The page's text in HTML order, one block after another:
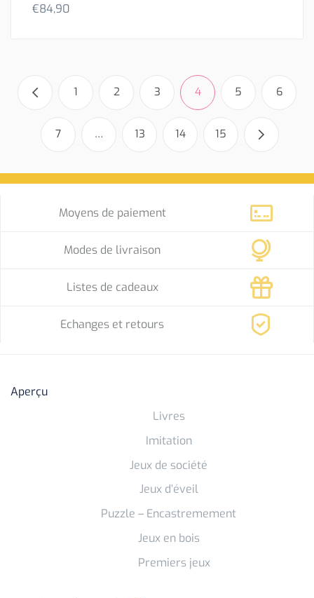
€84,90
1 2 3 4 5 6
7 … 13 14 15
Moyens de paiement
Modes de livraison
Listes de cadeaux
Echanges et retours
Aperçu
Livres
Imitation
Jeux de société
Jeux d’éveil
Puzzle – Encastremement
Jeux en bois
Premiers jeux